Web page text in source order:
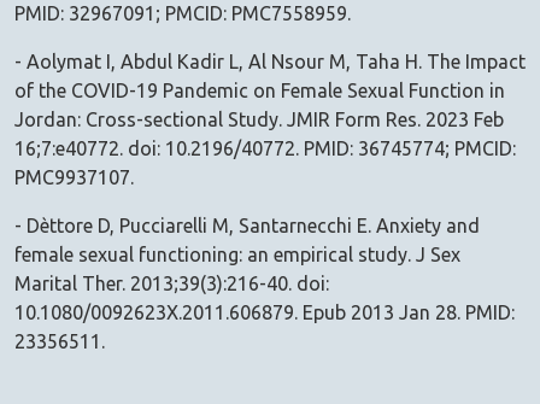
PMID: 32967091; PMCID: PMC7558959.
- Aolymat I, Abdul Kadir L, Al Nsour M, Taha H. The Impact
of the COVID-19 Pandemic on Female Sexual Function in
Jordan: Cross-sectional Study. JMIR Form Res. 2023 Feb
16;7:e40772. doi: 10.2196/40772. PMID: 36745774; PMCID:
PMC9937107.
- Dèttore D, Pucciarelli M, Santarnecchi E. Anxiety and
female sexual functioning: an empirical study. J Sex
Marital Ther. 2013;39(3):216-40. doi:
10.1080/0092623X.2011.606879. Epub 2013 Jan 28. PMID:
23356511.